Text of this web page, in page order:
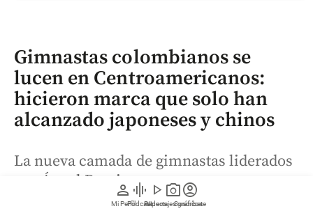
person
Mi Perfil
graphic_eq
Pódcast
play_arrow
Videos
photo_camera
Reportajes gráficos
account_circle
Suscríbete
Gimnastas colombianos se
lucen en Centroamericanos:
hicieron marca que solo han
alcanzado japoneses y chinos
La nueva camada de gimnastas liderados
por Ángel Barajas, campeona por
equipos en los Centroamericanos, busca